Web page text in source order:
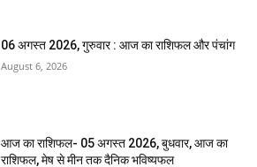
06 अगस्त 2026, गुरुवार : आज का राशिफल और पंचांग
August 6, 2026
आज का राशिफल- 05 अगस्त 2026, बुधवार, आज का
राशिफल, मेष से मीन तक दैनिक भविष्यफल